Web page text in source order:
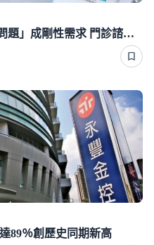
不是敏感、也不是美白！「這問題」成剛性需求 門診諮詢率衝98％
89％創歷史同期新高